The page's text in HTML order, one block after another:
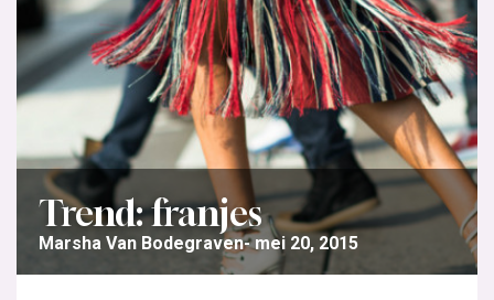
Trend: franjes
Marsha Van Bodegraven mei 20, 2015